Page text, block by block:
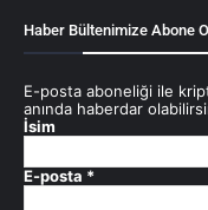
Haber Bültenimize Abone
E-posta aboneliği ile
anında haberdar
İsim
E-posta *